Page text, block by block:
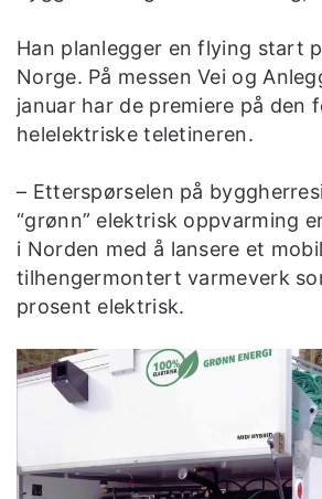
Han planlegger en flying start
Norge. På messen Vei og
januar har de premiere på den
helelektriske teletineren.
– Etterspørselen på
“grønn” elektrisk oppvarming
i Norden med å lansere et
tilhengermontert varmeverk
prosent elektrisk.